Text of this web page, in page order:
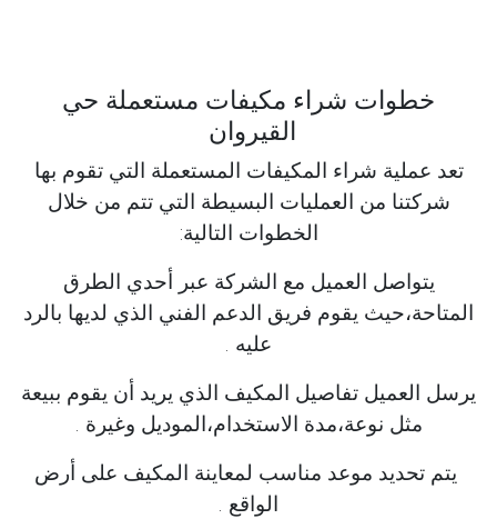
خطوات شراء مكيفات مستعملة حي
القيروان
تعد عملية شراء المكيفات المستعملة التي تقوم بها
شركتنا من العمليات البسيطة التي تتم من خلال
الخطوات التالية:
يتواصل العميل مع الشركة عبر أحدي الطرق
المتاحة،حيث يقوم فريق الدعم الفني الذي لديها بالرد
عليه .
يرسل العميل تفاصيل المكيف الذي يريد أن يقوم ببيعة
مثل نوعة،مدة الاستخدام،الموديل وغيرة .
يتم تحديد موعد مناسب لمعاينة المكيف على أرض
الواقع .